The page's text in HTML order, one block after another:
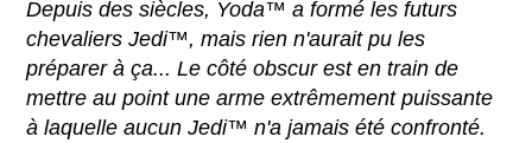
Depuis des siècles, Yoda™ a formé les futurs
chevaliers Jedi™, mais rien n'aurait pu les
préparer à ça... Le côté obscur est en train de
mettre au point une arme extrêmement puissante
à laquelle aucun Jedi™ n'a jamais été confronté.